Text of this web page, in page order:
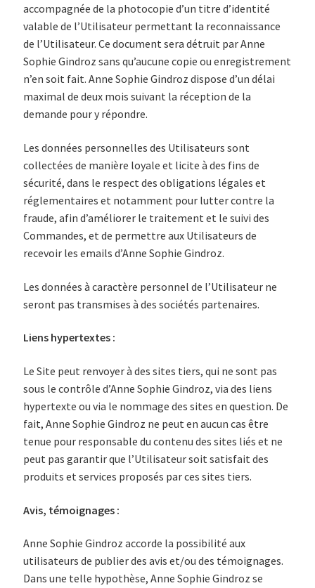
accompagnée de la photocopie d’un titre d’identité
valable de l’Utilisateur permettant la reconnaissance
de l’Utilisateur. Ce document sera détruit par Anne
Sophie Gindroz sans qu’aucune copie ou enregistrement
n’en soit fait. Anne Sophie Gindroz dispose d’un délai
maximal de deux mois suivant la réception de la
demande pour y répondre.
Les données personnelles des Utilisateurs sont
collectées de manière loyale et licite à des fins de
sécurité, dans le respect des obligations légales et
réglementaires et notamment pour lutter contre la
fraude, afin d’améliorer le traitement et le suivi des
Commandes, et de permettre aux Utilisateurs de
recevoir les emails d’Anne Sophie Gindroz.
Les données à caractère personnel de l’Utilisateur ne
seront pas transmises à des sociétés partenaires.
Liens hypertextes :
Le Site peut renvoyer à des sites tiers, qui ne sont pas
sous le contrôle d’Anne Sophie Gindroz, via des liens
hypertexte ou via le nommage des sites en question. De
fait, Anne Sophie Gindroz ne peut en aucun cas être
tenue pour responsable du contenu des sites liés et ne
peut pas garantir que l’Utilisateur soit satisfait des
produits et services proposés par ces sites tiers.
Avis, témoignages :
Anne Sophie Gindroz accorde la possibilité aux
utilisateurs de publier des avis et/ou des témoignages.
Dans une telle hypothèse, Anne Sophie Gindroz se